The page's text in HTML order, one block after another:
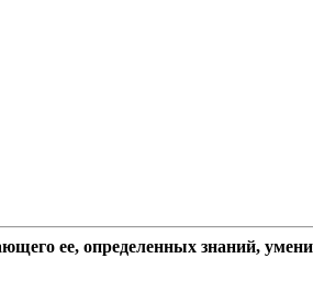
ее, определенных знаний,